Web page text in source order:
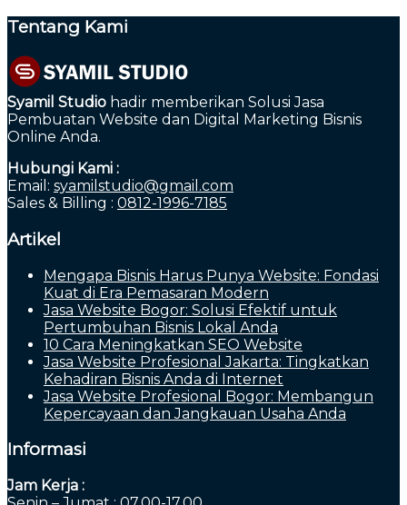
Tentang Kami
Syamil Studio hadir memberikan Solusi Jasa
Pembuatan Website dan Digital Marketing Bisnis
Online Anda.
Hubungi Kami :
Email: syamilstudio@gmail.com
Sales & Billing : 0812-1996-7185
Artikel
Mengapa Bisnis Harus Punya Website: Fondasi
Kuat di Era Pemasaran Modern
Jasa Website Bogor: Solusi Efektif untuk
Pertumbuhan Bisnis Lokal Anda
10 Cara Meningkatkan SEO Website
Jasa Website Profesional Jakarta: Tingkatkan
Kehadiran Bisnis Anda di Internet
Jasa Website Profesional Bogor: Membangun
Kepercayaan dan Jangkauan Usaha Anda
Informasi
Jam Kerja :